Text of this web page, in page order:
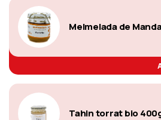
Melmelada de
Tahin torrat bio